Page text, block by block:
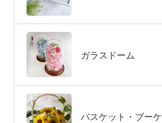
ガラスドーム
バスケット・ブーケ